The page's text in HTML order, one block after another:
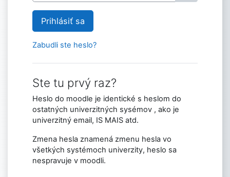
Prihlásiť sa
Zabudli ste heslo?
Ste tu prvý raz?
Heslo do moodle je identické s heslom do
ostatných univerzitných sysémov , ako je
univerzitný email, IS MAIS atd.
Zmena hesla znamená zmenu hesla vo
všetkých systémoch univerzity, heslo sa
nespravuje v moodli.